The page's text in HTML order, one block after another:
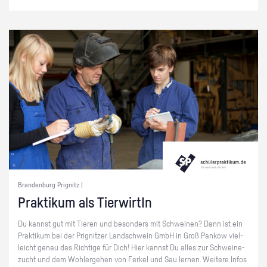
Brandenburg Prignitz |
Prak­ti­kum als Tier­wir­tIn
Du kannst gut mit Tie­ren und be­son­ders mit Schwei­nen? Dann ist ein
Prak­ti­kum bei der Pri­gnit­zer Land­schwein GmbH in Groß Pan­kow viel­
leicht genau das Rich­ti­ge für Dich! Hier kannst Du alles zur Schwei­ne­
zucht und dem Wohl­er­ge­hen von Fer­kel und Sau ler­nen. Wei­te­re Infos